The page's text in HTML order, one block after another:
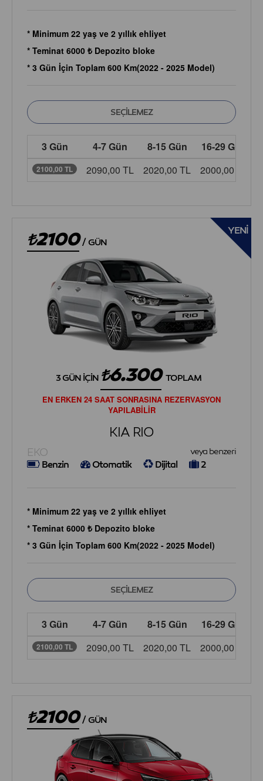
* Minimum 22 yaş ve 2 yıllık ehliyet
* Teminat 6000 ₺ Depozito bloke
* 3 Gün İçin Toplam 600 Km(2022 - 2025 Model)
3 Gün 4-7 Gün 8-15 Gün 16-29 Gün
2100,00 TL 2090,00 TL 2020,00 TL 2000,00 TL
YENI
2100 / GÜN
3 GÜN İÇIN 6.300 TOPLAM
EN ERKEN 24 SAAT SONRASINA REZERVASYON
YAPILABİLİR
KIA RIO
EKO veya benzeri
Benzin Otomatik Dijital 2
* Minimum 22 yaş ve 2 yıllık ehliyet
* Teminat 6000 ₺ Depozito bloke
* 3 Gün İçin Toplam 600 Km(2022 - 2025 Model)
3 Gün 4-7 Gün 8-15 Gün 16-29 Gün
2100,00 TL 2090,00 TL 2020,00 TL 2000,00 TL
2100 / GÜN